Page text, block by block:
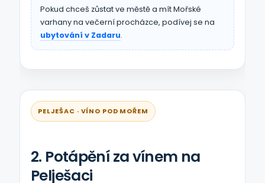
Pokud chceš zůstat ve městě a mít Mořské
varhany na večerní procházce, podívej se na
ubytování v Zadaru.
PELJEŠAC · VÍNO POD MOŘEM
2. Potápění za vínem na
Pelješaci